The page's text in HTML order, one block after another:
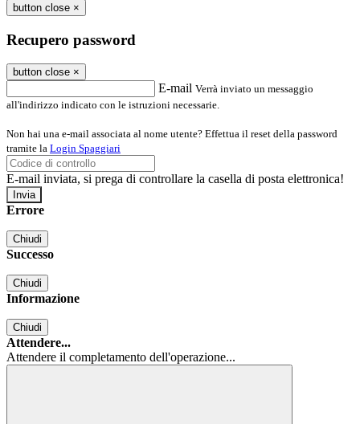
button close ×
Recupero password
button close ×
E-mail Verrà inviato un messaggio
all'indirizzo indicato con le istruzioni necessarie.
Non hai una e-mail associata al nome utente? Effettua il reset della password
tramite la Login Spaggiari
E-mail inviata, si prega di controllare la casella di posta elettronica!
Errore
Chiudi
Successo
Chiudi
Informazione
Chiudi
Attendere...
Attendere il completamento dell'operazione...